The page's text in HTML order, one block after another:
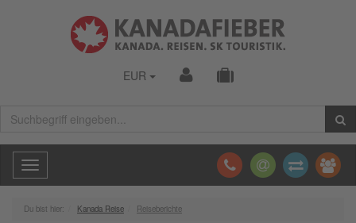
EUR
Toggle
navigation
Du bist hier: Kanada Reise Reiseberichte